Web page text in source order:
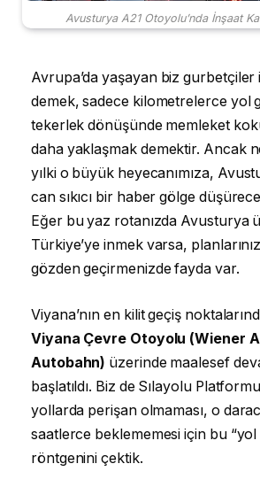
Avusturya A21 Otoyolu’nda İnşaat
Avrupa’da yaşayan biz gurbetçiler
demek, sadece kilometrelerce yol
tekerlek dönüşünde memleket
daha yaklaşmak demektir. Ancak
yılki o büyük heyecanımıza,
can sıkıcı bir haber gölge
Eğer bu yaz rotanızda Avusturya
Türkiye’ye inmek varsa,
gözden geçirmenizde fayda var.
Viyana’nın en kilit geçiş
Viyana Çevre Otoyolu (Wiener
Autobahn) üzerinde maalesef
başlatıldı. Biz de Sılayolu
yollarda perişan olmaması, o
saatlerce beklememesi için bu “yol
röntgenini çektik.